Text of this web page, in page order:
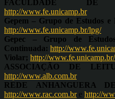
FACULDADE DE
http://www.fe.unicamp.br
Gepem – Grupo de Estudos e
http://www.fe.unicamp.br/lpg/
Gepec – Grupo de
Continuada: http://
Violar; http://
ASSOCIAÇÃO DE
http://www.alb.com.br
REDE ANHANGUERA
http://www.rac.com.bre http://